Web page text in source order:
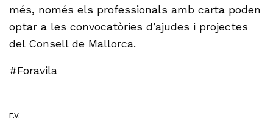
més, només els professionals amb carta poden
optar a les convocatòries d’ajudes i projectes
del Consell de Mallorca.
#Foravila
F.V.